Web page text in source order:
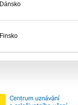
Dánsko
Finsko